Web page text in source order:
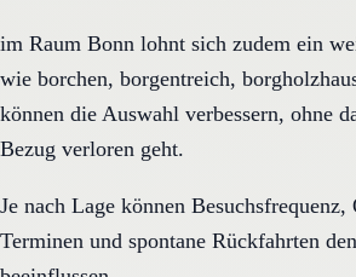
im Raum Bonn lohnt sich zudem ein
wie borchen, borgentreich,
können die Auswahl verbessern, ohne
Bezug verloren geht.
Je nach Lage können
Terminen und spontane Rückfahrten